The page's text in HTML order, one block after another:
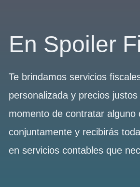
En Spoiler
Te brindamos servicios
personalizada y precios
momento de contratar
conjuntamente y recibirás
en servicios contables que